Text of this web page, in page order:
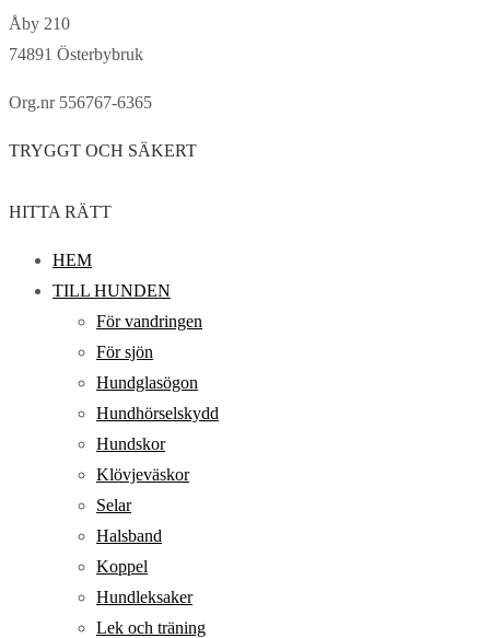
Åby 210
74891 Österbybruk
Org.nr 556767-6365
TRYGGT OCH SÄKERT
HITTA RÄTT
HEM
TILL HUNDEN
För vandringen
För sjön
Hundglasögon
Hundhörselskydd
Hundskor
Klövjeväskor
Selar
Halsband
Koppel
Hundleksaker
Lek och träning